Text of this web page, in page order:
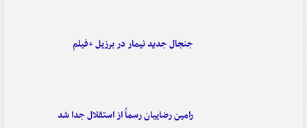
جنجال جدید نیمار در برزیل +فیلم
رامین رضاییان رسماً از استقلال جدا شد